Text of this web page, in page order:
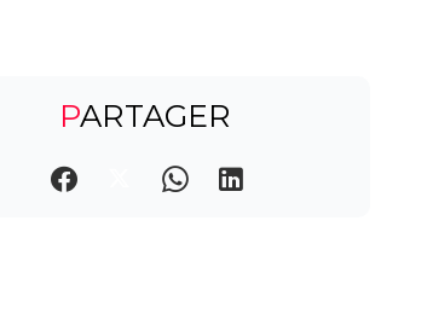
PARTAGER